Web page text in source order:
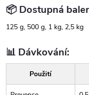
📦 Dostupná
125 g, 500 g, 1 kg, 2,5 kg
📊 Dávkování:
Použití